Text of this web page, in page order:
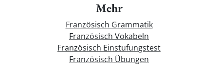
Mehr
Französisch Grammatik
Französisch Vokabeln
Französisch Einstufungstest
Französisch Übungen